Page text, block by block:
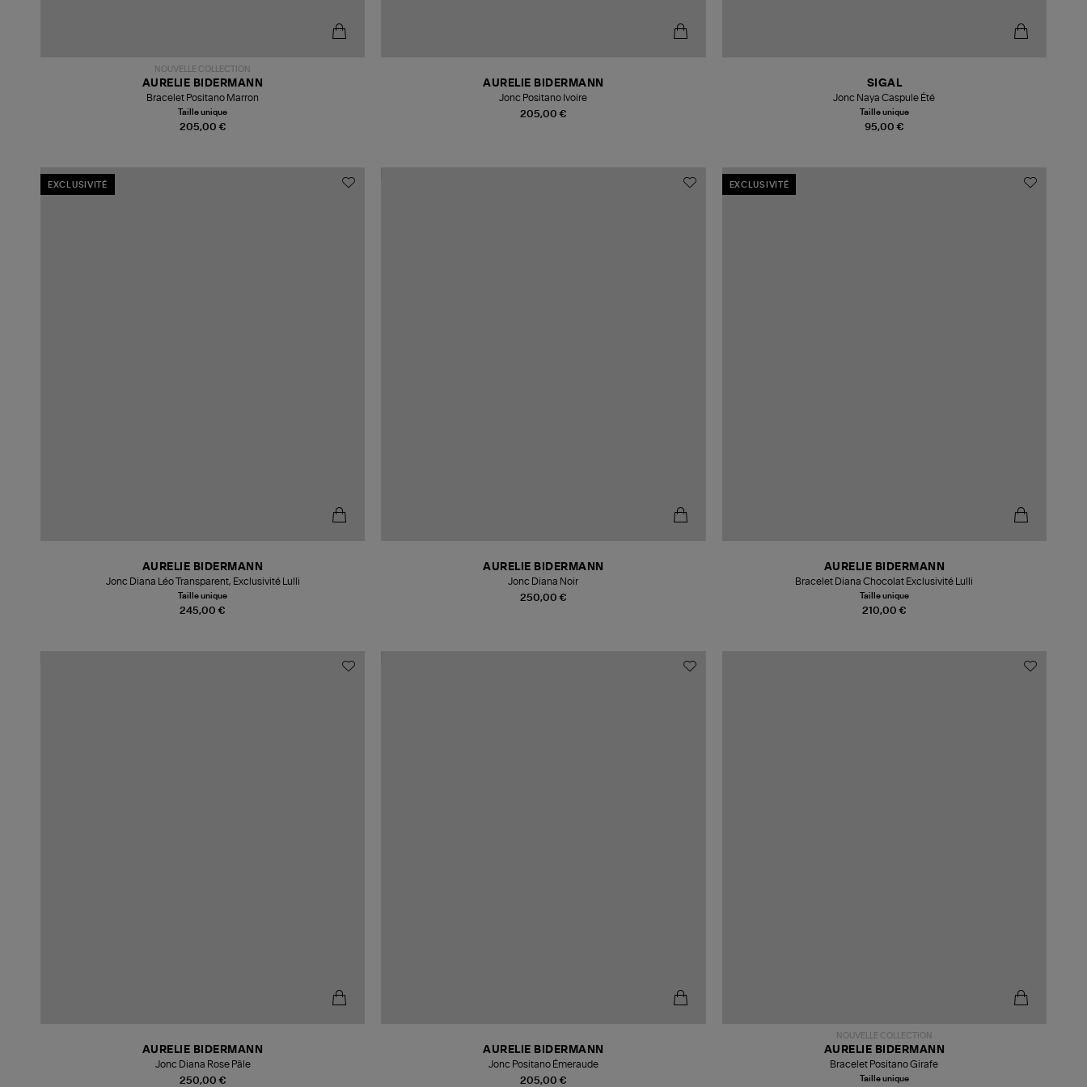
NOUVELLE COLLECTION
205,00 €
AURELIE BIDERMANN
Bracelet Positano Marron
Taille unique 205,00 €
AURELIE BIDERMANN
Jonc Positano Ivoire
95,00 €
SIGAL
Jonc Naya Caspule Été
Taille unique
EXCLUSIVITÉ
245,00 €
AURELIE BIDERMANN
Jonc Diana Léo Transparent, Exclusivité Lulli
Taille unique 250,00 €
AURELIE BIDERMANN
Jonc Diana Noir
EXCLUSIVITÉ
210,00 €
AURELIE BIDERMANN
Bracelet Diana Chocolat Exclusivité Lulli
Taille unique
250,00 €
AURELIE BIDERMANN
Jonc Diana Rose Pâle
205,00 €
AURELIE BIDERMANN
Jonc Positano Émeraude
NOUVELLE COLLECTION
AURELIE BIDERMANN
Bracelet Positano Girafe
Taille unique